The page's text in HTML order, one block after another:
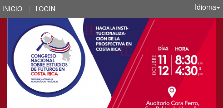
INICIO | LOGIN Idioma